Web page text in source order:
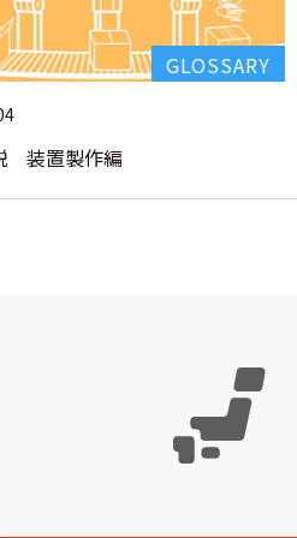
GLOSSARY
装置製作編